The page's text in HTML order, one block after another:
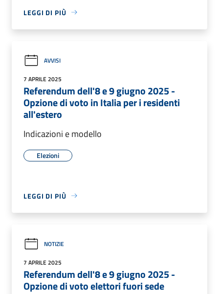
LEGGI DI PIÙ
AVVISI
7 APRILE 2025
Referendum dell'8 e 9 giugno 2025 -
Opzione di voto in Italia per i residenti
all'estero
Indicazioni e modello
Elezioni
LEGGI DI PIÙ
NOTIZIE
7 APRILE 2025
Referendum dell'8 e 9 giugno 2025 -
Opzione di voto elettori fuori sede